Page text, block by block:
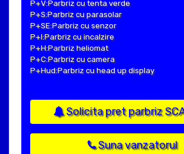
P+V:Parbriz cu tenta verde
P+S:Parbriz cu parasolar
P+SE:Parbriz cu senzor
P+I:Parbriz cu incalzire
P+H:Parbriz heliomat
P+C:Parbriz cu camera
P+Hud:Parbriz cu head up display
Solicita pret parbriz
Suna vanzatorul